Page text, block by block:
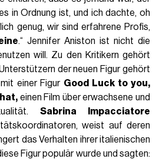
in Ordnung ist, und ich dachte, oh
genug, wir sind erfahrene Profis,
.“ Jennifer Aniston ist nicht die
will. Zu den Kritikern gehört
der neuen Figur gehört
einer Figur Good Luck to you,
einen Film über erwachsene und
Sabrina Impacciatore
weist auf deren
das Verhalten ihrer italienischen
Figur populär wurde und sagten: